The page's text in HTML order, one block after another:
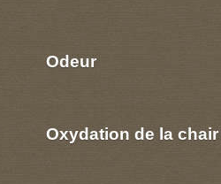
Odeur
Oxydation de la chair